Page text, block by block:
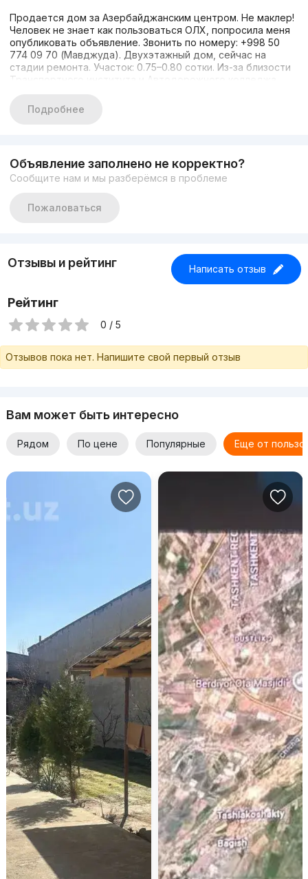
Продается дом за Азербайджанским центром. Не маклер!
Человек не знает как пользоваться ОЛХ, попросила меня
опубликовать объявление. Звонить по номеру: +998 50
774 09 70 (Мавджуда). Двухэтажный дом, сейчас на
стадии ремонта. Участок: 0.75–0.80 сотки. Из-за близости
Транспортного института и Автодорожного колледжа
можно сдавать студентам — примерно 20–25 человек
поместятся. Коммуникации: газ, центральная канализация.
Подробнее
Объявление заполнено не корректно?
Сообщите нам и мы разберёмся в проблеме
Пожаловаться
Отзывы и рейтинг Написать отзыв
Рейтинг
0 / 5
Отзывов пока нет. Напишите свой первый отзыв
Вам может быть интересно
Рядом По цене Популярные Еще от